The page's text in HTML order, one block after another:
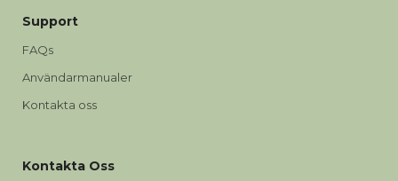
Support
FAQs
Användarmanualer
Kontakta oss
Kontakta Oss